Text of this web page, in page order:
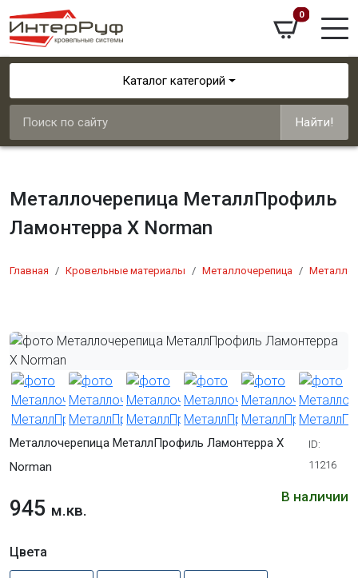
0
Каталог категорий
Найти!
Металлочерепица МеталлПрофиль
Ламонтерра Х Norman
Главная Кровельные материалы Металлочерепица
Металлочерепица МеталлПрофиль Ламонтерра Х
Norman
ID:
11216
В наличии
945 м.кв.
Цвета